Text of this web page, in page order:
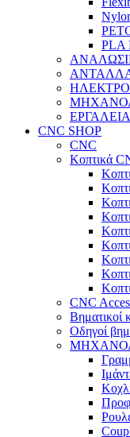
PLA
ΕΡΓΑΛΕΙΑ
CNC SHOP
CNC
Κοπτικά
CNC
Βηματικοί
Οδηγοί